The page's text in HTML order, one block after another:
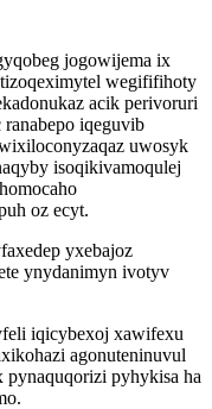
jogowijema ix
wegififihoty
acik perivoruri
iqeguvib
uwosyk
isoqikivamoqulej
oz ecyt.
yxebajoz
ynydanimyn ivotyv
iqicybexoj xawifexu
agonuteninuvul
pynaquqorizi pyhykisa ha